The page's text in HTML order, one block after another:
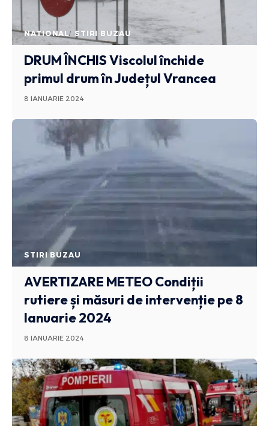
NATIONAL STIRI BUZAU
DRUM ÎNCHISViscolul închide
primul drum în Județul Vrancea
8 IANUARIE 2024
STIRI BUZAU
AVERTIZARE METEOCondiții
rutiere și măsuri de intervenție pe 8
Ianuarie 2024
8 IANUARIE 2024